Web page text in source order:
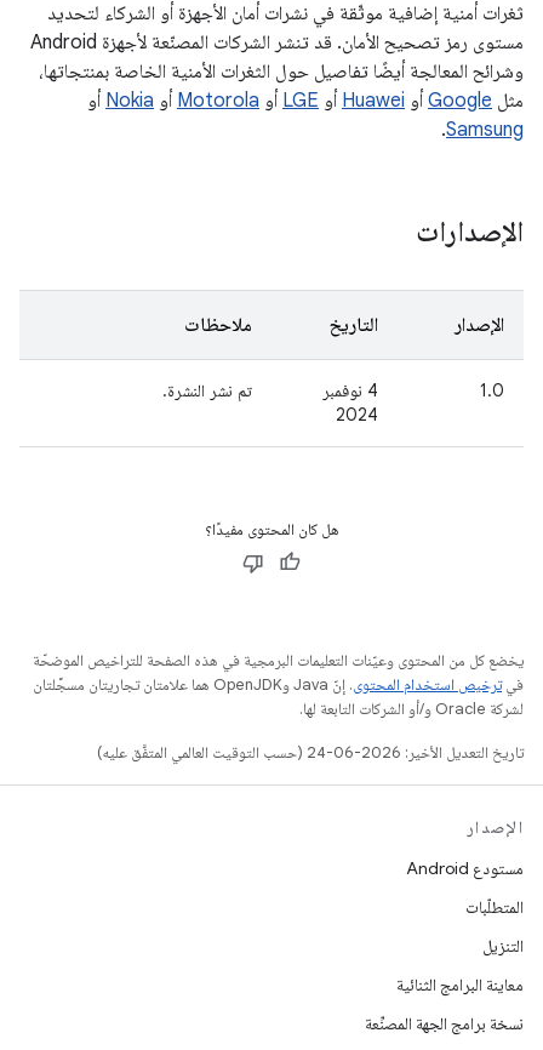
ثغرات أمنية إضافية موثّقة في نشرات أمان الأجهزة أو الشركاء لتحديد
مستوى رمز تصحيح الأمان. قد تنشر الشركات المصنّعة لأجهزة Android
وشرائح المعالجة أيضًا تفاصيل حول الثغرات الأمنية الخاصة بمنتجاتها،
مثل Google أو Huawei أو LGE أو Motorola أو Nokia أو
Samsung
.
الإصدارات
الإصدار التاريخ ملاحظات
1.0
‫4 نوفمبر
2024
تم نشر النشرة.
هل كان المحتوى مفيدًا؟
يخضع كل من المحتوى وعيّنات التعليمات البرمجية في هذه الصفحة للتراخيص الموضحّة
فيترخيص استخدام المحتوى
. إنّ Java وOpenJDK هما علامتان تجاريتان مسجَّلتان
لشركة Oracle و/أو الشركات التابعة لها.
تاريخ التعديل الأخير: 2026-06-24 (حسب التوقيت العالمي المتفَّق عليه)
الإصدار
مستودع Android
المتطلّبات
التنزيل
معاينة البرامج الثنائية
نسخة برامج الجهة المصنِّعة